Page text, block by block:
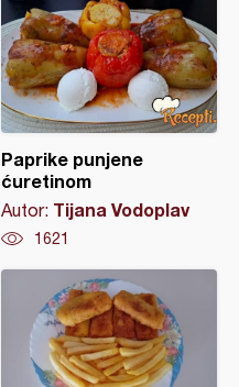
Paprike punjene
ćuretinom
Autor: Tijana Vodoplav
1621